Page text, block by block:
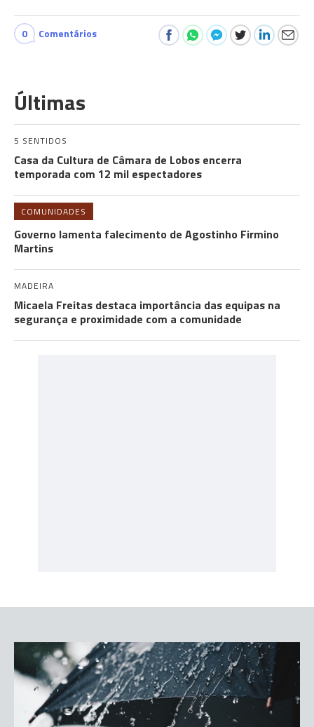
0 Comentários
Últimas
5 SENTIDOS
Casa da Cultura de Câmara de Lobos encerra
temporada com 12 mil espectadores
COMUNIDADES
Governo lamenta falecimento de Agostinho Firmino
Martins
MADEIRA
Micaela Freitas destaca importância das equipas na
segurança e proximidade com a comunidade